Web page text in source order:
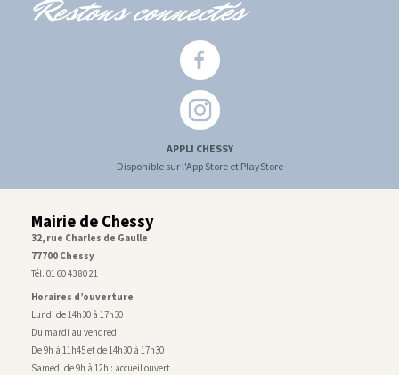
Restons connectés
APPLI CHESSY
Disponible sur l'App Store et PlayStore
Mairie de Chessy
32, rue Charles de Gaulle
77700 Chessy
Tél. 01 60 43 80 21
Horaires d’ouverture
Lundi de 14h30 à 17h30
Du mardi au vendredi
De 9h à 11h45 et de 14h30 à 17h30
Samedi de 9h à 12h : accueil ouvert